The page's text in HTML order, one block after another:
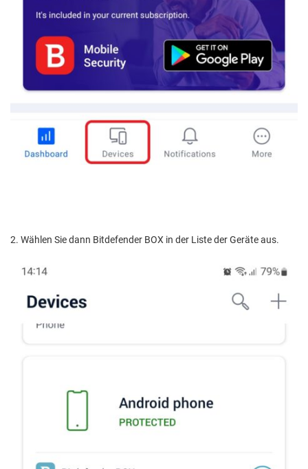
2. Wählen Sie dann Bitdefender BOX in der Liste der Geräte aus.